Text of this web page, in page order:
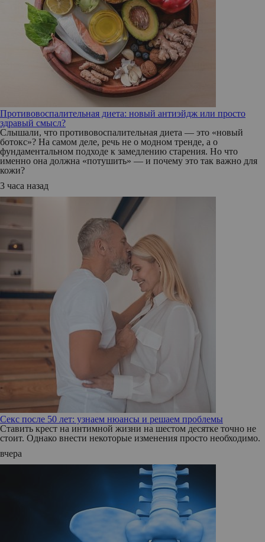
Противовоспалительная диета: новый антиэйдж или просто
здравый смысл?
Слышали, что противовоспалительная диета — это «новый
ботокс»? На самом деле, речь не о модном тренде, а о
фундаментальном подходе к замедлению старения. Но что
именно она должна «потушить» — и почему это так важно для
кожи?
3 часа назад
Секс после 50 лет: узнаем нюансы и решаем проблемы
Ставить крест на интимной жизни на шестом десятке точно не
стоит. Однако внести некоторые изменения просто необходимо.
вчера